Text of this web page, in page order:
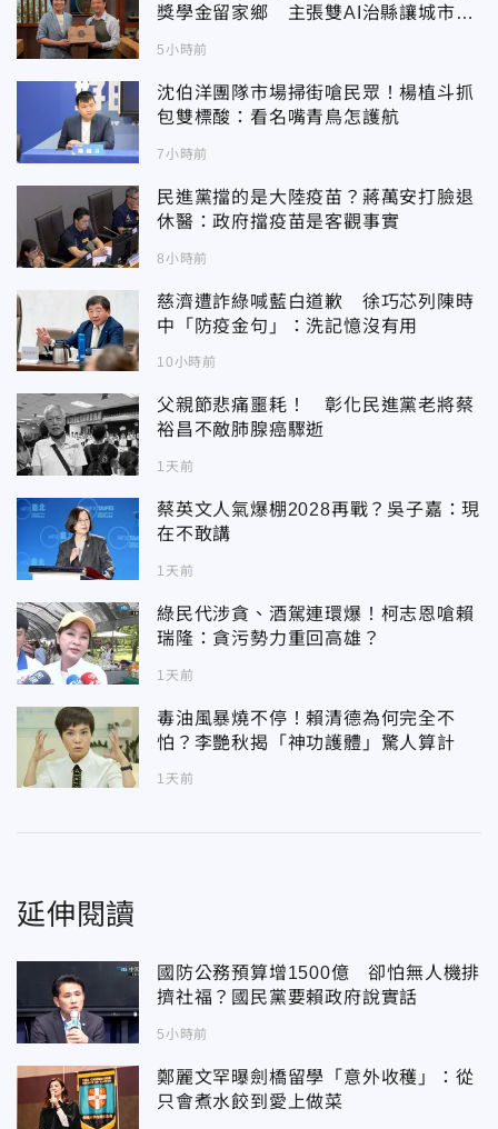
獎學金留家鄉 主張雙AI治縣讓城市更
5小時前
沈伯洋團隊市場掃街嗆民眾！楊植斗抓
包雙標酸：看名嘴青鳥怎護航
7小時前
民進黨擋的是大陸疫苗？蔣萬安打臉退
休醫：政府擋疫苗是客觀事實
8小時前
慈濟遭詐綠喊藍白道歉 徐巧芯列陳時
中「防疫金句」：洗記憶沒有用
10小時前
父親節悲痛噩耗！ 彰化民進黨老將蔡
裕昌不敵肺腺癌驟逝
1天前
蔡英文人氣爆棚2028再戰？吳子嘉：現
在不敢講
1天前
綠民代涉貪、酒駕連環爆！柯志恩嗆賴
瑞隆：貪污勢力重回高雄？
1天前
毒油風暴燒不停！賴清德為何完全不
怕？李艷秋揭「神功護體」驚人算計
1天前
延伸閱讀
國防公務預算增1500億 卻怕無人機排
擠社福？國民黨要賴政府說實話
5小時前
鄭麗文罕曝劍橋留學「意外收穫」：從
只會煮水餃到愛上做菜